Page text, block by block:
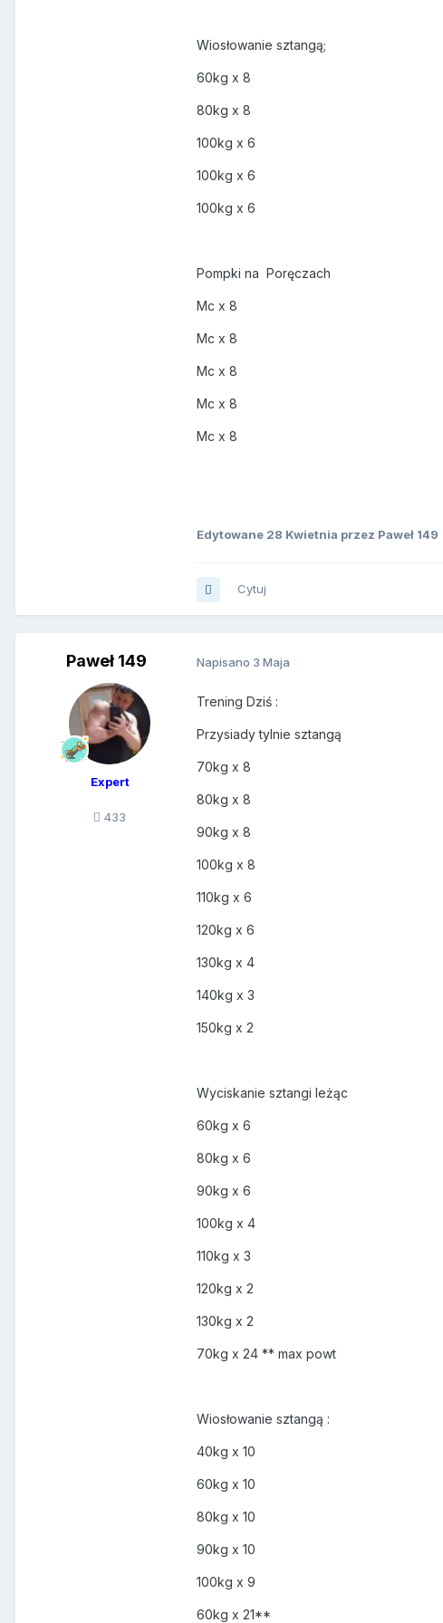
Wiosłowanie sztangą;
60kg x 8
80kg x 8
100kg x 6
100kg x 6
100kg x 6
Pompki na Poręczach
Mc x 8
Mc x 8
Mc x 8
Mc x 8
Mc x 8
Edytowane 28 Kwietnia przez Paweł 149
Cytuj
Paweł 149
Expert
433
Napisano 3 Maja
Trening Dziś :
Przysiady tylnie sztangą
70kg x 8
80kg x 8
90kg x 8
100kg x 8
110kg x 6
120kg x 6
130kg x 4
140kg x 3
150kg x 2
Wyciskanie sztangi leżąc
60kg x 6
80kg x 6
90kg x 6
100kg x 4
110kg x 3
120kg x 2
130kg x 2
70kg x 24 ** max powt
Wiosłowanie sztangą :
40kg x 10
60kg x 10
80kg x 10
90kg x 10
100kg x 9
60kg x 21**